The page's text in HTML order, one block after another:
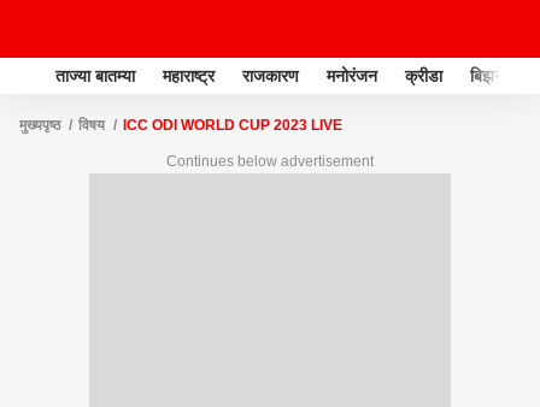
ताज्या बातम्या महाराष्ट्र राजकारण मनोरंजन क्रीडा बिझनेस
मुख्यपृष्ठ विषय ICC ODI WORLD CUP 2023 LIVE
Continues below advertisement